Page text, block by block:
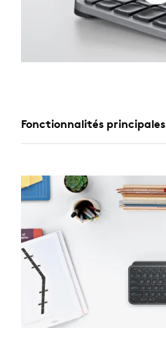
Fonctionnalités principales